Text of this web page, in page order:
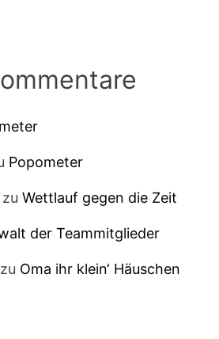
Popometer
zuWettlauf gegen die Zeit
der Teammitglieder
zu Oma ihr klein‘ Häuschen